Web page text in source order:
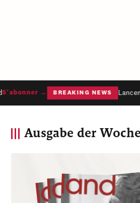
→ BREAKING NEWS
Ausgabe der Woche